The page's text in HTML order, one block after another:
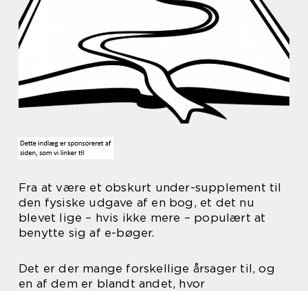
Fra at være et obskurt under-supplement til
den fysiske udgave af en bog, et det nu
blevet lige – hvis ikke mere – populært at
benytte sig af e-bøger.
Det er der mange forskellige årsager til, og
en af dem er blandt andet, hvor